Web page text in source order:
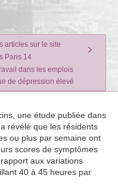
articles sur le site
Paris 14
dans les emplois
de dépression élevé
une étude publiée dans
révélé que les résidents
ou plus par semaine ont
scores de symptômes
aux variations
40 à 45 heures par